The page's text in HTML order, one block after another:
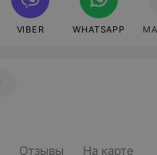
VIBER WHATSAPP
Отзывы На карте